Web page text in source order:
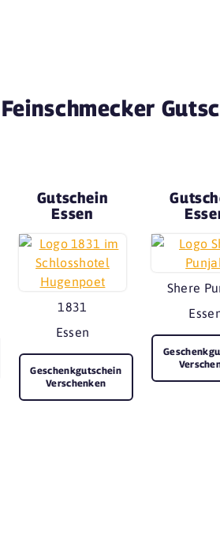
Gutschein
Essen
1831
Essen
Geschenkgutschein
Verschenken
Shere